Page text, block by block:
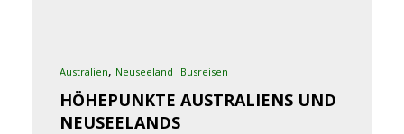
Australien, Neuseeland Busreisen
HÖHEPUNKTE AUSTRALIENS UND
NEUSEELANDS